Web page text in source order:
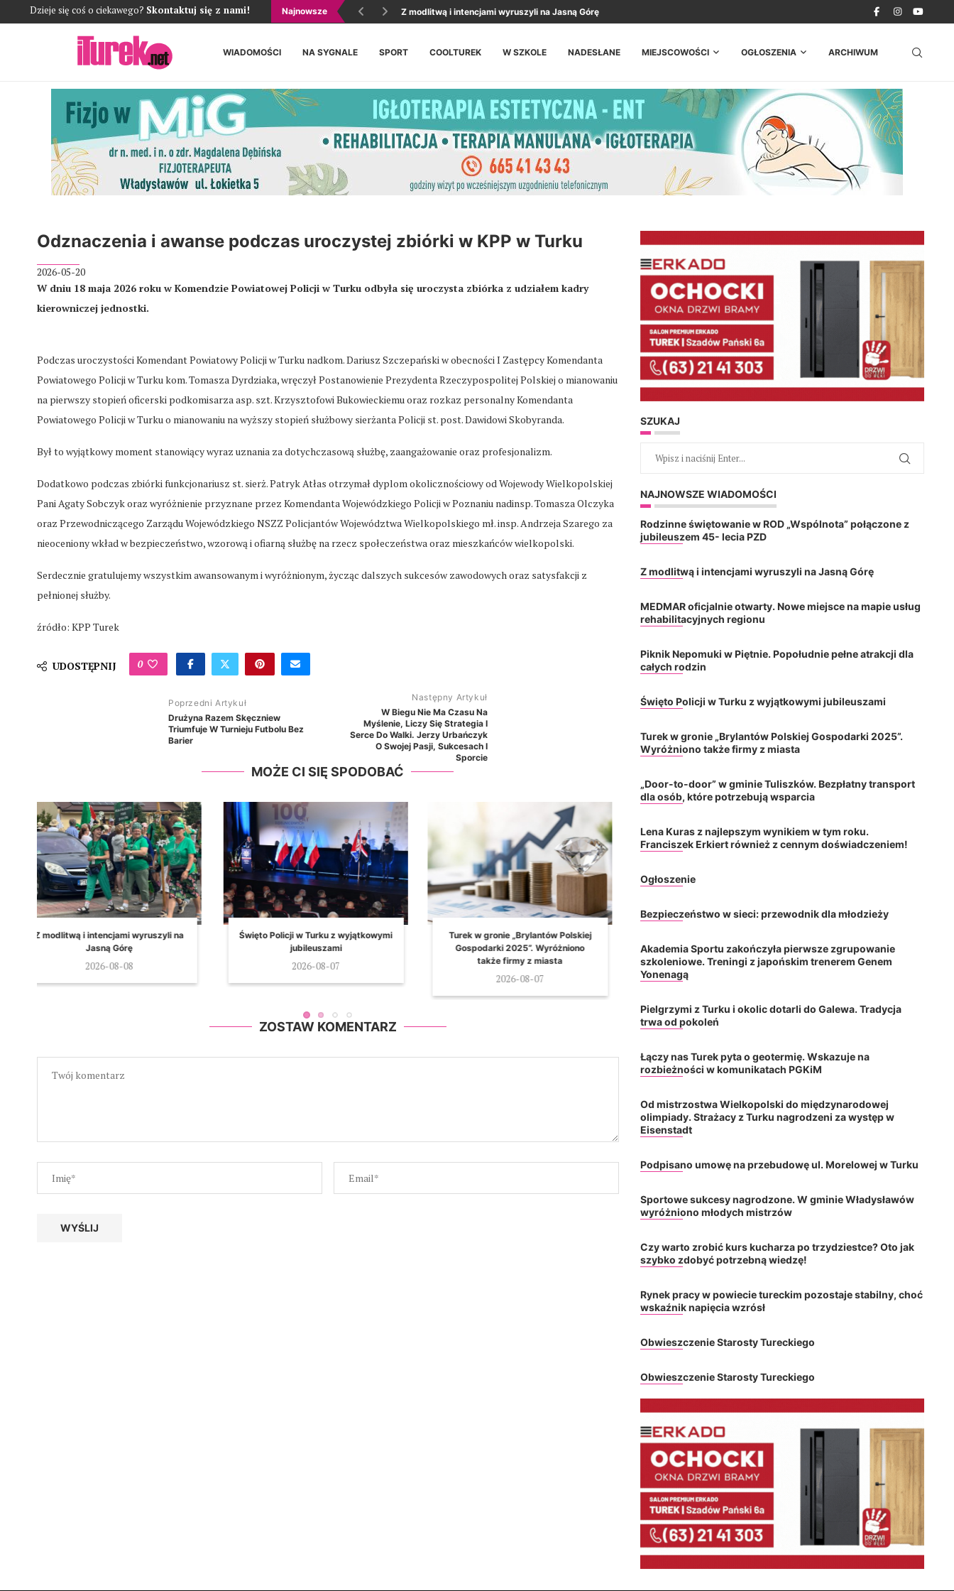
Dzieje się coś o ciekawego? Skontaktuj się z nami! Najnowsze Z modlitwą i intencjami wyruszyli na Jasną Górę
WIADOMOŚCI NA SYGNALE SPORT COOLTUREK W SZKOLE NADESŁANE MIEJSCOWOŚCI OGŁOSZENIA ARCHIWUM
Odznaczenia i awanse podczas uroczystej zbiórki w KPP w Turku
2026-05-20
W dniu 18 maja 2026 roku w Komendzie Powiatowej Policji w Turku odbyła się uroczysta zbiórka z udziałem kadry
kierowniczej jednostki.
Podczas uroczystości Komendant Powiatowy Policji w Turku nadkom. Dariusz Szczepański w obecności I Zastępcy Komendanta
Powiatowego Policji w Turku kom. Tomasza Dyrdziaka, wręczył Postanowienie Prezydenta Rzeczypospolitej Polskiej o mianowaniu
na pierwszy stopień oficerski podkomisarza asp. szt. Krzysztofowi Bukowieckiemu oraz rozkaz personalny Komendanta
Powiatowego Policji w Turku o mianowaniu na wyższy stopień służbowy sierżanta Policji st. post. Dawidowi Skobyranda.
Był to wyjątkowy moment stanowiący wyraz uznania za dotychczasową służbę, zaangażowanie oraz profesjonalizm.
Dodatkowo podczas zbiórki funkcjonariusz st. sierż. Patryk Atłas otrzymał dyplom okolicznościowy od Wojewody Wielkopolskiej
Pani Agaty Sobczyk oraz wyróżnienie przyznane przez Komendanta Wojewódzkiego Policji w Poznaniu nadinsp. Tomasza Olczyka
oraz Przewodniczącego Zarządu Wojewódzkiego NSZZ Policjantów Województwa Wielkopolskiego mł. insp. Andrzeja Szarego za
nieoceniony wkład w bezpieczeństwo, wzorową i ofiarną służbę na rzecz społeczeństwa oraz mieszkańców wielkopolski.
Serdecznie gratulujemy wszystkim awansowanym i wyróżnionym, życząc dalszych sukcesów zawodowych oraz satysfakcji z
pełnionej służby.
źródło: KPP Turek
UDOSTĘPNIJ 0
Poprzedni Artykuł
Drużyna Razem Skęczniew
Triumfuje W Turnieju Futbolu Bez
Barier
Następny Artykuł
W Biegu Nie Ma Czasu Na
Myślenie, Liczy Się Strategia I
Serce Do Walki. Jerzy Urbańczyk
O Swojej Pasji, Sukcesach I
Sporcie
MOŻE CI SIĘ SPODOBAĆ
Święto Policji w Turku z wyjątkowymi
jubileuszami
2026-08-07
Turek w gronie „Brylantów Polskiej
Gospodarki 2025”. Wyróżniono
także firmy z miasta
Lena Kuras z najlepszym wynikiem w
tym roku. Franciszek Erkiert również
z...
2026-08-07
dla młodzieży
2026-08-07
Wskazuje na
komunikatach
ZOSTAW KOMENTARZ
SZUKAJ
NAJNOWSZE WIADOMOŚCI
Rodzinne świętowanie w ROD „Wspólnota” połączone z
jubileuszem 45- lecia PZD
Z modlitwą i intencjami wyruszyli na Jasną Górę
MEDMAR oficjalnie otwarty. Nowe miejsce na mapie usług
rehabilitacyjnych regionu
Piknik Nepomuki w Piętnie. Popołudnie pełne atrakcji dla
całych rodzin
Święto Policji w Turku z wyjątkowymi jubileuszami
Turek w gronie „Brylantów Polskiej Gospodarki 2025”.
Wyróżniono także firmy z miasta
„Door-to-door” w gminie Tuliszków. Bezpłatny transport
dla osób, które potrzebują wsparcia
Lena Kuras z najlepszym wynikiem w tym roku.
Franciszek Erkiert również z cennym doświadczeniem!
Ogłoszenie
Bezpieczeństwo w sieci: przewodnik dla młodzieży
Akademia Sportu zakończyła pierwsze zgrupowanie
szkoleniowe. Treningi z japońskim trenerem Genem
Yonenagą
Pielgrzymi z Turku i okolic dotarli do Galewa. Tradycja
trwa od pokoleń
Łączy nas Turek pyta o geotermię. Wskazuje na
rozbieżności w komunikatach PGKiM
Od mistrzostwa Wielkopolski do międzynarodowej
olimpiady. Strażacy z Turku nagrodzeni za występ w
Eisenstadt
Podpisano umowę na przebudowę ul. Morelowej w Turku
Sportowe sukcesy nagrodzone. W gminie Władysławów
wyróżniono młodych mistrzów
Czy warto zrobić kurs kucharza po trzydziestce? Oto jak
szybko zdobyć potrzebną wiedzę!
Rynek pracy w powiecie tureckim pozostaje stabilny, choć
wskaźnik napięcia wzrósł
Obwieszczenie Starosty Tureckiego
Obwieszczenie Starosty Tureckiego